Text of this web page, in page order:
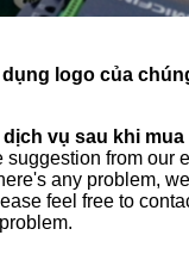
logo của
vụ sau khi mua
from our
any problem,
feel free to